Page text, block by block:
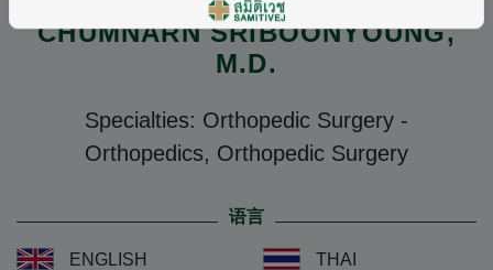
CHUMNARN SRIBOONYOUNG,
M.D.
Specialties: Orthopedic Surgery -
Orthopedics, Orthopedic Surgery
语言
ENGLISH THAI